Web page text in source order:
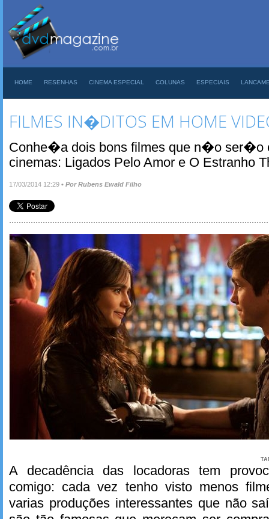
HOME RESENHAS CINEMA ESPECIAL COLUNAS ESPECIAIS
FILMES IN�DITOS EM HOME
Conhe�a dois bons filmes que n�o ser�o
cinemas: Ligados Pelo Amor e O Estranho
17/03/2014 12:29 • Por Rubens Ewald Filho
A decadência das locadoras tem
comigo: cada vez tenho visto menos
varias produções interessantes que não